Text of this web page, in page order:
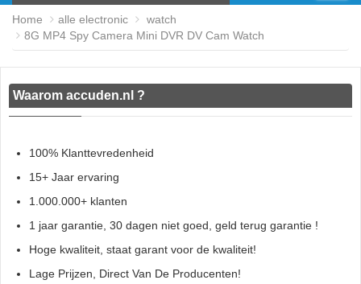
Home alle electronic
watch
8G MP4 Spy Camera Mini DVR DV Cam Watch
Waarom accuden.nl ?
100% Klanttevredenheid
15+ Jaar ervaring
1.000.000+ klanten
1 jaar garantie, 30 dagen niet goed, geld terug garantie !
Hoge kwaliteit, staat garant voor de kwaliteit!
Lage Prijzen, Direct Van De Producenten!